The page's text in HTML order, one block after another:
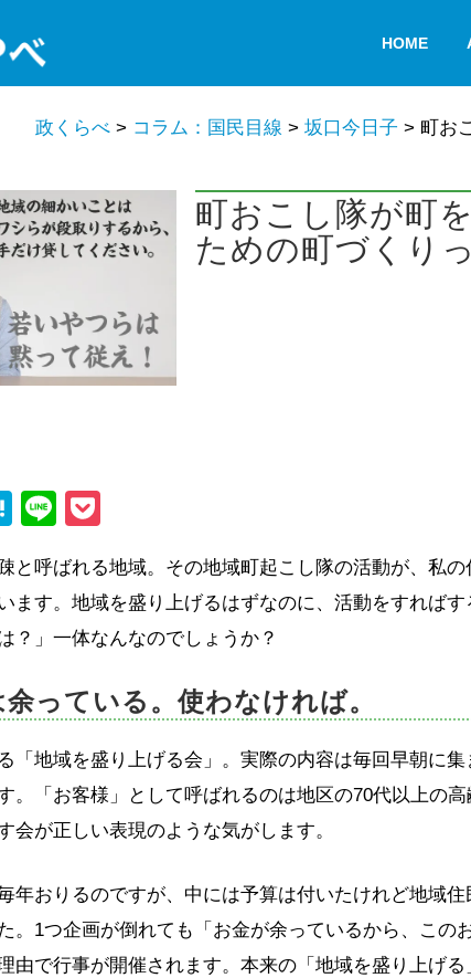
HOME
政くらべ > コラム：国民目線 > 坂口今日子 > 町お
町おこし隊が町
ための町づくり
Hatena
Line
と呼ばれる地域。その地域町起こし隊の活動が、私
ます。地域を盛り上げるはずなのに、活動をすればす
？」一体なんなのでしょうか？
っている。使わなければ。
「地域を盛り上げる会」。実際の内容は毎回早朝に
。「お客様」として呼ばれるのは地区の70代以上の
会が正しい表現のような気がします。
年おりるのですが、中には予算は付いたけれど地域
。1つ企画が倒れても「お金が余っているから、この
由で行事が開催されます。本来の「地域を盛り上げ